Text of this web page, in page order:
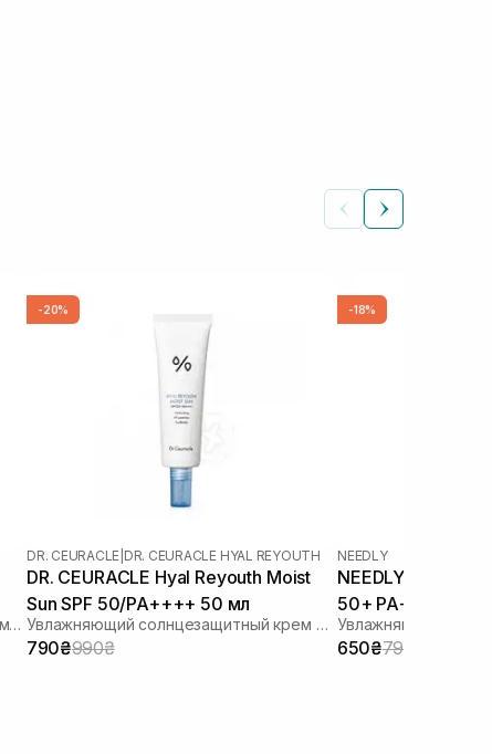
Солнцезащитный лосьон с липосомами на стабильных фильтрах
-20%
DR. CEURACLE DR. CEURACLE HYAL REYOUTH
DR. CEURACLE Hyal Reyouth Moist
Sun SPF 50/PA++++ 50 мл
Увлажняющий солнцезащитный крем для лица с гиалуроновой кислотой
790₴990₴
-18%
NEEDLY
NEEDLY Vegan
50+ PA++++ 50
650₴790₴